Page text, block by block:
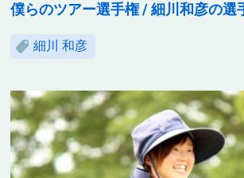
僕らのツアー選手権 / 細川和彦の選
細川 和彦